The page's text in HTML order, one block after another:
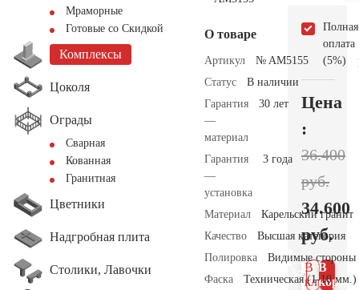
Мраморные
Готовые со Скидкой
Комплексы
Цоколя
Ограды
Сварная
Кованная
Гранитная
Цветники
Надгробная плита
Столики, Лавочки
О товаре
Артикул
№ AM5155
Статус
В наличии
Гарантия
—
материал
30 лет
Гарантия
—
установка
3 года
Материал
Карельский гранит
Качество
Высшая категория
Полировка
Видимые стороны
Фаска
Техническая (1-10 мм.)
Полная
оплата
(5%)
Цена
:
36.400
руб.
34.600
руб.
В
В 1
клик